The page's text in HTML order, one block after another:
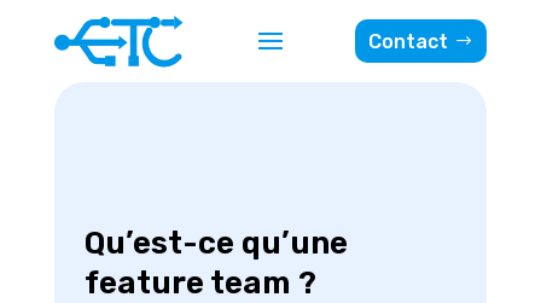
Contact
Qu’est-ce qu’une
feature team ?